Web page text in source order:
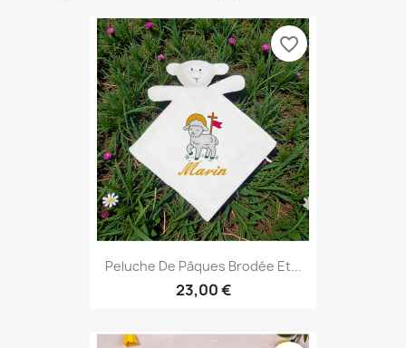
Peluche De Pâques Brodée Et...
23,00 €
favorite_border